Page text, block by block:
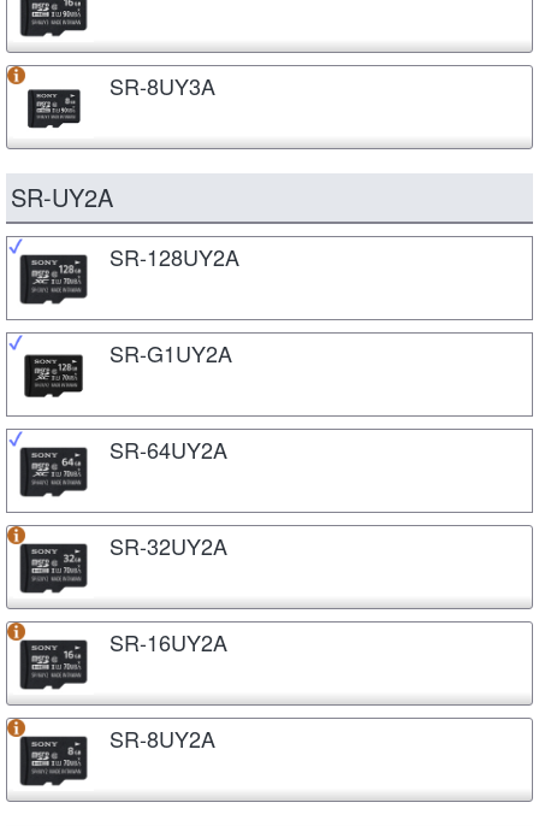
SR-8UY3A
SR-UY2A
SR-128UY2A
SR-G1UY2A
SR-64UY2A
SR-32UY2A
SR-16UY2A
SR-8UY2A